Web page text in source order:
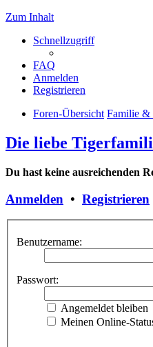
Zum Inhalt
Schnellzugriff
FAQ
Anmelden
Registrieren
Foren-Übersicht Familie &
Die liebe
Du hast keine ausreichenden
Anmelden • Registrieren
Benutzername:
Passwort:
Angemeldet bleiben
Meinen Online-